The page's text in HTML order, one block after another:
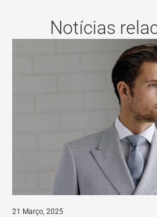
Notícias
21 Março, 2025